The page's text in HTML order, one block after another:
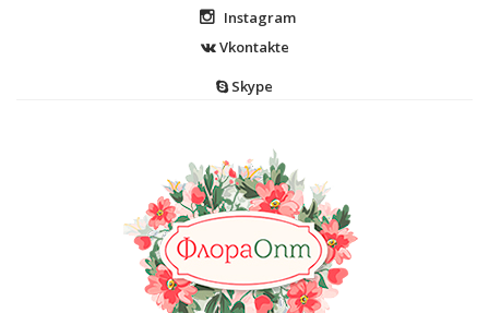
Instagram
Vkontakte
Skype